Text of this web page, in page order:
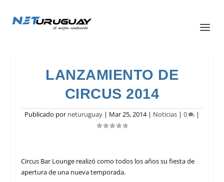
LANZAMIENTO DE
CIRCUS 2014
Publicado por neturuguay | Mar 25, 2014| Noticias | 0 |
Circus Bar Lounge realizó como todos los años su fiesta de
apertura de una nueva temporada.